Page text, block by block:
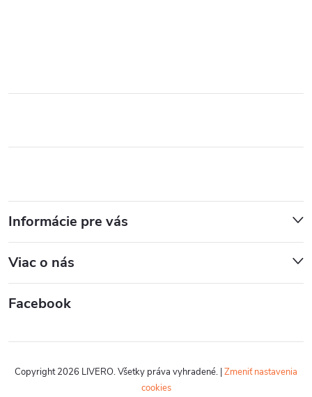
Informácie pre vás
Viac o nás
Facebook
Copyright 2026 LIVERO. Všetky práva vyhradené. |Zmeniť nastavenia
cookies